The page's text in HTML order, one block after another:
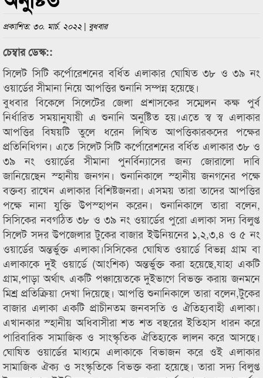
প্রকাশিত: ৩০. মার্চ. ২০২২ | বুধবার
চেম্বার ডেস্ক::
সিলেট সিটি কর্পোরেশনের বর্ধিত এলাকার ঘোষিত ৩৮ ও ৩৯ নং
ওয়ার্ডের সীমানা নিয়ে আপত্তির শুনানি সম্পন্ন হয়েছে।
বুধবার বিকেলে সিলেটের জেলা প্রশাসকের সম্মেলন কক্ষ পুর্ব
নির্ধারিত সময়ানুযায়ী এ শুনানি অনুষ্টিত হয়।এতে স্ব স্ব এলাকার
আপত্তির বিষয়টি তুলে ধরেন লিখিত আপত্তিকারকদের পক্ষের
প্রতিনিধিগন। এতে সিলেট সিটি কর্পোরেশনের বর্ধিত এলাকার ৩৮ ও
৩৯ নং ওয়ার্ডের সীমানা পুনর্বিন্যাসের জন্য জোরালো দাবি
জানিয়েছেন স্হানীয় জনগন। শুনানিকালে স্হানীয় জনগনের পক্ষে
বক্তব্য রাখেন এলাকার বিশিষ্টজনরা। এসময় তারা তাদের আপত্তির
পক্ষে নানা যুক্তি উপস্হাপন করেন। শুনানিকালে তারা বলেন,
সিসিকের নবগঠিত ৩৮ ও ৩৯ নং ওয়ার্ডের পুরো এলাকা সদ্য বিলুপ্ত
সিলেট সদর উপজেলার টুকের বাজার ইউনিয়নের ১,২,৩,৪ ও ৫ নং
ওয়ার্ডের অন্তর্ভুক্ত এলাকা।সিসিকের ঘোষিত ওয়ার্ডে বিভন্ন গ্রাম বা
এলাকাকে দুই ওয়ার্ডে (আংশিক) অন্তর্ভুক্ত করা হয়েছে,যাহা একটি
গ্রাম,পাড়া অর্থাৎ একটি পঞ্চায়েতকে দুইভাগে বিভক্ত করায় জনমনে
মিশ্র প্রতিক্রিয়া দেখা দিয়েছে। আপত্তি শুনানিকালে তারা বলেন,টুকের
বাজার এলাকা একটি প্রাচীনতম জনবসতি ও ঐতিহ্যবাহী এলাকা।
এখানকার স্হানীয় অধিবাসীরা শত শত বছরের ইতিহাস ধারন করে
পারিবারিক সামাজিক ও সাংস্কৃতিক ঐতিহ্যকে লালন করে আসছে।
ঘোষিত ওয়ার্ডের মাধ্যমে এলাকাকে বিভাজন করে ওই এলাকার
সামাজিক ঐক্য ও সংস্কৃতিকে বিভক্ত করা হয়েছে। তারা সদ্য বিলুপ্ত